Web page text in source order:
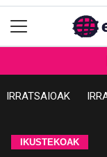
IRRATSAIOAK
IKUSTEKOAK